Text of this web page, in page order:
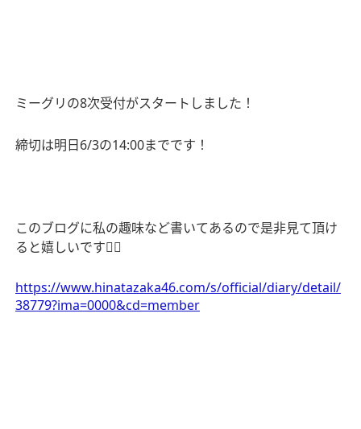
ミーグリの8次受付がスタートしました！
締切は明日6/3の14:00までです！
このブログに私の趣味など書いてあるので是非見て頂け
ると嬉しいです👇🏻
https://www.hinatazaka46.com/s/official/diary/detail/
38779?ima=0000&cd=member